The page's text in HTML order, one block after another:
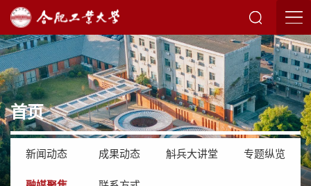
首页
新闻动态 成果动态 斛兵大讲堂 专题纵览